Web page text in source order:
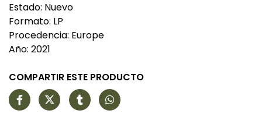
Estado: Nuevo
Formato: LP
Procedencia: Europe
Año: 2021
COMPARTIR ESTE PRODUCTO